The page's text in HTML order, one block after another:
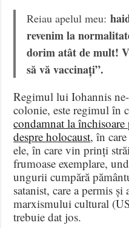
Reiau apelul meu:
revenim la
dorim atât de mult!
să vă vaccinați”.
Regimul lui Iohannis
colonie, este regimul în
condamnat la
despre holocaust, în
ele, în care vin prinți
frumoase exemplare,
ungurii cumpără
satanist, care a permis
marxismului cultural
trebuie dat jos.